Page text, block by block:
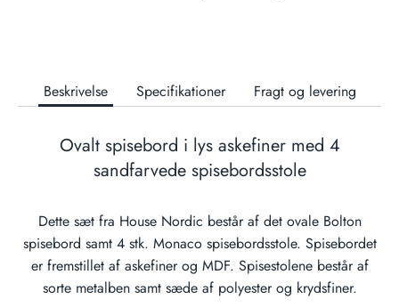
Beskrivelse Specifikationer Fragt og levering
Ovalt spisebord i lys askefiner med 4
sandfarvede spisebordsstole
Dette sæt fra House Nordic består af det ovale Bolton
spisebord samt 4 stk. Monaco spisebordsstole. Spisebordet
er fremstillet af askefiner og MDF. Spisestolene består af
sorte metalben samt sæde af polyester og krydsfiner.